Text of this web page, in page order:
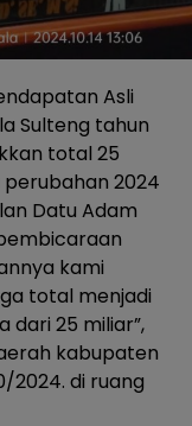
Asli
Sulteng tahun
total 25
perubahan 2024
Datu Adam
kami
total menjadi
dari 25 miliar”,
kabupaten
2024. di ruang